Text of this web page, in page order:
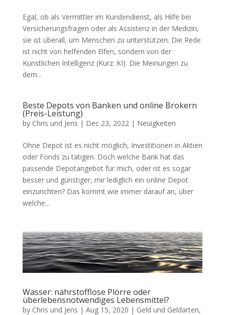
Egal, ob als Vermittler im Kundendienst, als Hilfe bei
Versicherungsfragen oder als Assistenz in der Medizin,
sie ist überall, um Menschen zu unterstützen. Die Rede
ist nicht von helfenden Elfen, sondern von der
Künstlichen Intelligenz (Kurz: KI). Die Meinungen zu
dem...
Beste Depots von Banken und online Brokern
(Preis-Leistung)
by Chris und Jens | Dec 23, 2022 | Neuigkeiten
Ohne Depot ist es nicht möglich, Investitionen in Aktien
oder Fonds zu tätigen. Doch welche Bank hat das
passende Depotangebot für mich, oder ist es sogar
besser und günstiger, mir lediglich ein online Depot
einzurichten? Das kommt wie immer darauf an, über
welche...
Wasser: nährstofflose Plörre oder
überlebensnotwendiges Lebensmittel?
by Chris und Jens | Aug 15, 2020 | Geld und Geldarten,